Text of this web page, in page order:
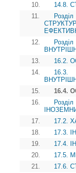
10.
14.8.
11.
12.
13.
16.2.
14.
16.3.
15.
16.4.
16.
17.
17.2.
18.
17.3.
19.
17.4.
20.
17.5.
21.
17.6.